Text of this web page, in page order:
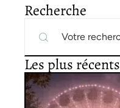
Recherche
Les plus récents